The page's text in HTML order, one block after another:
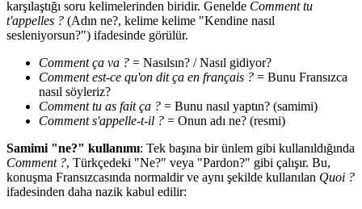
karşılaştığı soru kelimelerinden biridir. Genelde Comment tu
t'appelles ? (Adın ne?, kelime kelime "Kendine nasıl
sesleniyorsun?") ifadesinde görülür.
Comment ça va ? = Nasılsın? / Nasıl gidiyor?
Comment est-ce qu'on dit ça en français ? = Bunu Fransızca
nasıl söyleriz?
Comment tu as fait ça ? = Bunu nasıl yaptın? (samimi)
Comment s'appelle-t-il ? = Onun adı ne? (resmi)
Samimi "ne?" kullanımı: Tek başına bir ünlem gibi kullanıldığında
Comment ?, Türkçedeki "Ne?" veya "Pardon?" gibi çalışır. Bu,
konuşma Fransızcasında normaldir ve aynı şekilde kullanılan Quoi ?
ifadesinden daha nazik kabul edilir: